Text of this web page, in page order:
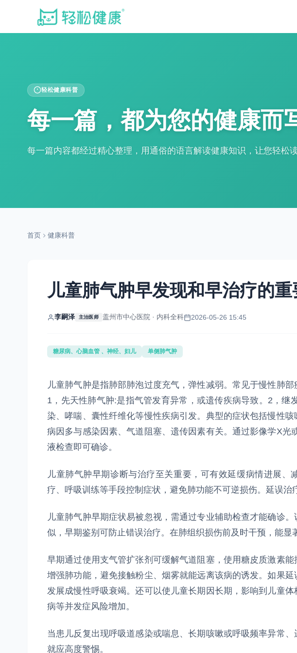
轻松健康科普
每一篇，都为您的健康而
每一篇内容都经过精心整理，用通俗的语言解读健康知识，让您轻松
首页 健康科普
儿童肺气肿早发现和早治疗的重
李嗣泽 主治医师 盖州市中心医院 · 内科全科 2026-05-26 15:45
糖尿病、心脑血管 、神经、妇儿 单侧肺气肿
儿童肺气肿是指肺部肺泡过度充气，弹性减弱。常见于慢性肺
1，先天性肺气肿:是指气管发育异常，或遗传疾病导致。2，继
染、哮喘、囊性纤维化等慢性疾病引发。典型的症状包括慢性
病因多与感染因素、气道阻塞、遗传因素有关。通过影像学X光
液检查即可确诊。
儿童肺气肿早期诊断与治疗至关重要，可有效延缓病情进展、
疗、呼吸训练等手段控制症状，避免肺功能不可逆损伤。延误治
儿童肺气肿早期症状易被忽视，需通过专业辅助检查才能确诊
似，早期鉴别可防止错误治疗。在肺组织损伤前及时干预，能显
早期通过使用支气管扩张剂可缓解气道阻塞，使用糖皮质激素
增强肺功能，避免接触粉尘、烟雾就能远离该病的诱发。如果
发展成慢性呼吸衰竭。还可以使儿童长期因长期，影响到儿童
病等并发症风险增加。
当患儿反复出现呼吸道感染或喘息、长期咳嗽或呼吸频率异常
就应高度警惕。